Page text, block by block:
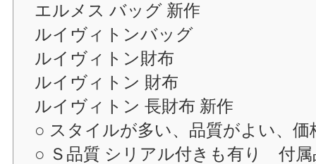
エルメス バッグ 新作
ルイヴィトンバッグ
ルイヴィトン財布
ルイヴィトン 財布
ルイヴィトン 長財布 新作
○ スタイルが多い、品質がよい、価
○ Ｓ品質 シリアル付きも有り 付属